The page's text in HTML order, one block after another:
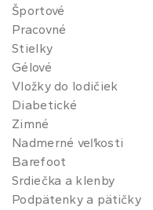
Športové
Pracovné
Stielky
Gélové
Vložky do lodičiek
Diabetické
Zimné
Nadmerné veľkosti
Barefoot
Srdiečka a klenby
Podpätenky a pätičky